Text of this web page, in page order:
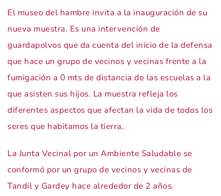
El museo del hambre invita a la inauguración de su
nueva muestra. Es una intervención de
guardapolvos que da cuenta del inicio de la defensa
que hace un grupo de vecinos y vecinas frente a la
fumigación a 0 mts de distancia de las escuelas a la
que asisten sus hijos. La muestra refleja los
diferentes aspectos que afectan la vida de todos los
seres que habitamos la tierra.
La Junta Vecinal por un Ambiente Saludable se
conformó por un grupo de vecinos y vecinas de
Tandil y Gardey hace alrededor de 2 años.